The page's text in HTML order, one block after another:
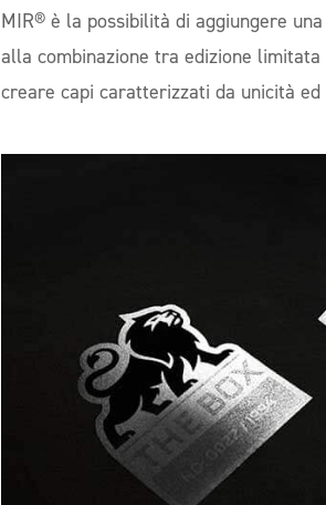
MIR® è la possibilità di aggiungere
alla combinazione tra edizione
creare capi caratterizzati da unicità